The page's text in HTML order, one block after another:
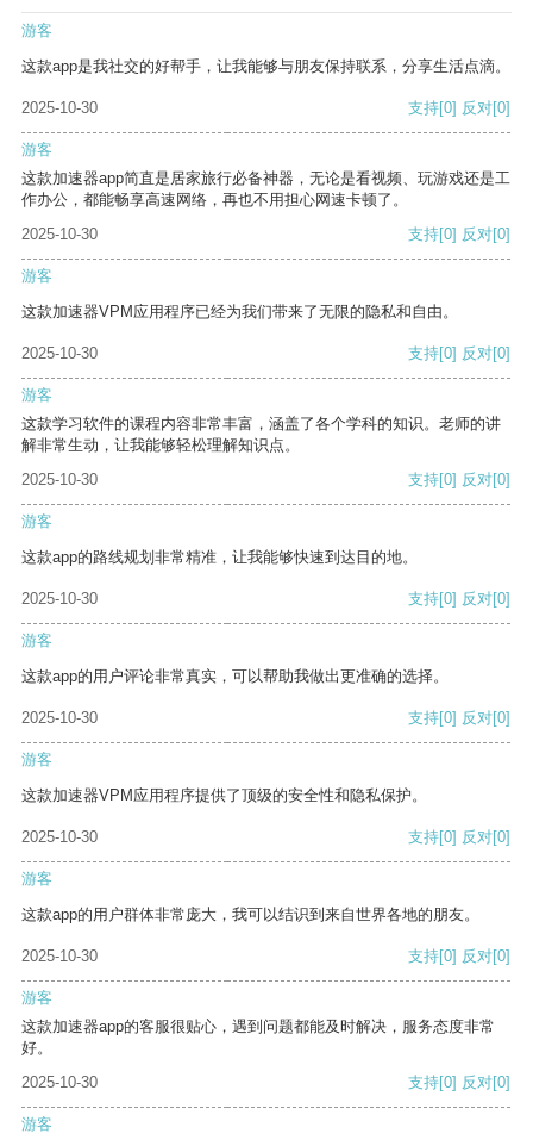
游客
这款app是我社交的好帮手，让我能够与朋友保持联系，分享生活点滴。
2025-10-30 支持[0] 反对[0]
游客
这款加速器app简直是居家旅行必备神器，无论是看视频、玩游戏还是工
作办公，都能畅享高速网络，再也不用担心网速卡顿了。
2025-10-30
支持[0] 反对[0]
游客
这款加速器VPM应用程序已经为我们带来了无限的隐私和自由。
2025-10-30 支持[0] 反对[0]
游客
这款学习软件的课程内容非常丰富，涵盖了各个学科的知识。老师的讲
解非常生动，让我能够轻松理解知识点。
2025-10-30
支持[0] 反对[0]
游客
这款app的路线规划非常精准，让我能够快速到达目的地。
2025-10-30 支持[0] 反对[0]
游客
这款app的用户评论非常真实，可以帮助我做出更准确的选择。
2025-10-30 支持[0] 反对[0]
游客
这款加速器VPM应用程序提供了顶级的安全性和隐私保护。
2025-10-30 支持[0] 反对[0]
游客
这款app的用户群体非常庞大，我可以结识到来自世界各地的朋友。
2025-10-30 支持[0] 反对[0]
游客
这款加速器app的客服很贴心，遇到问题都能及时解决，服务态度非常
好。
2025-10-30
支持[0] 反对[0]
游客